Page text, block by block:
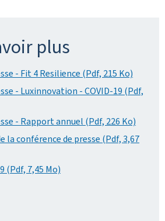
plus
- Fit 4 Resilience (Pdf, 215 Ko)
- Luxinnovation - COVID-19 (Pdf,
- Rapport annuel (Pdf, 226 Ko)
la conférence de presse (Pdf, 3,67
(Pdf, 7,45 Mo)